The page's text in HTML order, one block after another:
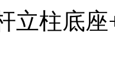
立柱底